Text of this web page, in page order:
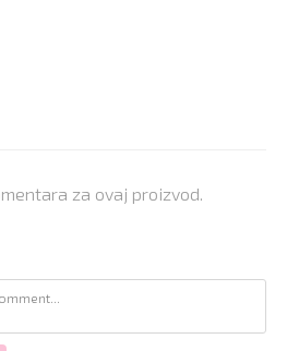
za ovaj proizvod.